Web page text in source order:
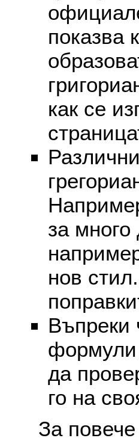
показва
как се
за много
нов
Въпреки
формули
да
го на
За